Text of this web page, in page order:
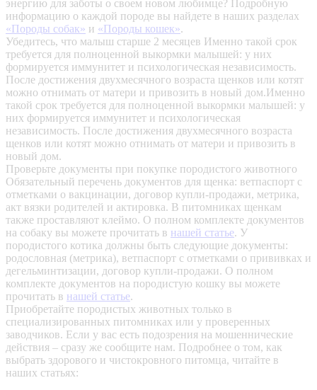
энергию для заботы о своем новом любимце? Подробную
информацию о каждой породе вы найдете в наших разделах
«Породы собак» и «Породы кошек».
Убедитесь, что малыш старше 2 месяцев Именно такой срок
требуется для полноценной выкормки малышей: у них
формируется иммунитет и психологическая независимость.
После достижения двухмесячного возраста щенков или котят
можно отнимать от матери и привозить в новый дом.Именно
такой срок требуется для полноценной выкормки малышей: у
них формируется иммунитет и психологическая
независимость. После достижения двухмесячного возраста
щенков или котят можно отнимать от матери и привозить в
новый дом.
Проверьте документы при покупке породистого животного
Обязательный перечень документов для щенка: ветпаспорт с
отметками о вакцинации, договор купли-продажи, метрика,
акт вязки родителей и актировка. В питомниках щенкам
также проставляют клеймо. О полном комплекте документов
на собаку вы можете прочитать в нашей статье. У
породистого котика должны быть следующие документы:
родословная (метрика), ветпаспорт с отметками о прививках и
дегельминтизации, договор купли-продажи. О полном
комплекте документов на породистую кошку вы можете
прочитать в нашей статье.
Приобретайте породистых животных только в
специализированных питомниках или у проверенных
заводчиков. Если у вас есть подозрения на мошеннические
действия – сразу же сообщите нам. Подробнее о том, как
выбрать здорового и чистокровного питомца, читайте в
наших статьях: